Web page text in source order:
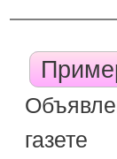
газете